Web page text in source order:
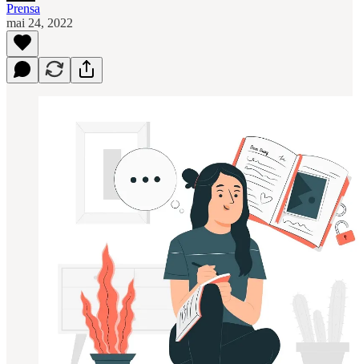
Prensa
mai 24, 2022